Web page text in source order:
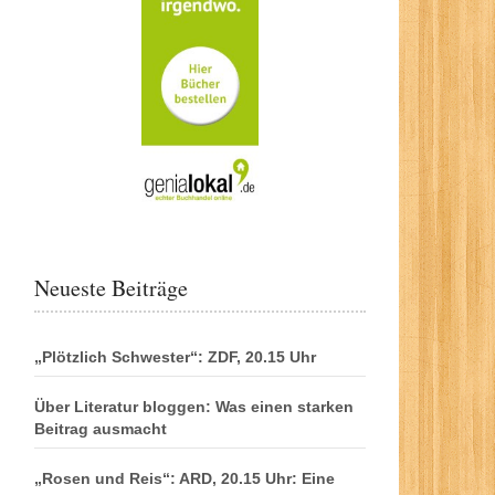
Neueste Beiträge
„Plötzlich Schwester“: ZDF, 20.15 Uhr
Über Literatur bloggen: Was einen starken
Beitrag ausmacht
„Rosen und Reis“: ARD, 20.15 Uhr: Eine